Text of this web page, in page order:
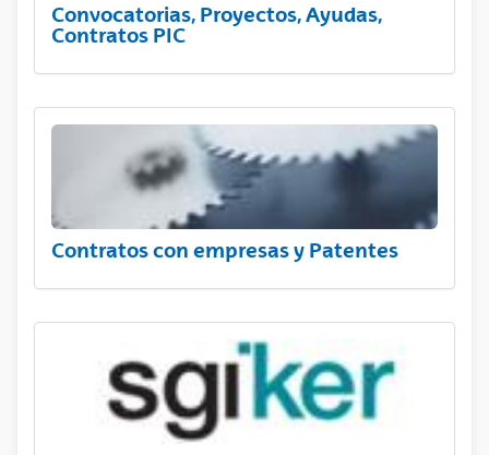
Convocatorias, Proyectos, Ayudas,
Contratos PIC
Contratos con empresas y Patentes